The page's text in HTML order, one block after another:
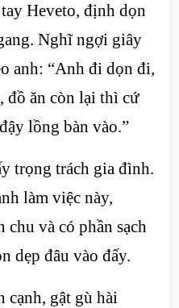
Heveto, định dọn
Nghĩ ngợi giây
anh: “Anh đi dọn đi,
đồ ăn còn lại thì cứ
lồng bàn vào.”
trọng trách gia đình.
làm việc này,
và có phần sạch
dẹp đâu vào đấy.
cạnh, gật gù hài